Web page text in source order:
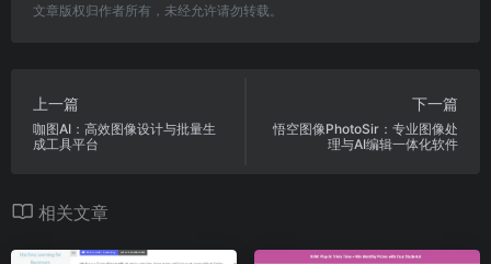
文章版权归作者所有，未经允许请勿转载。
上一篇
咖图AI：高效图像设计与批量生
成工具平台
下一篇
悟空图像PhotoSir：专业图像处
理与AI编辑一体化软件
相关文章